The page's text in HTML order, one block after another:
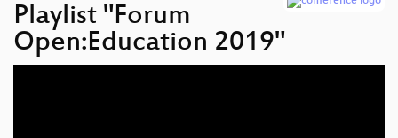
Playlist "Forum
Open:Education 2019"